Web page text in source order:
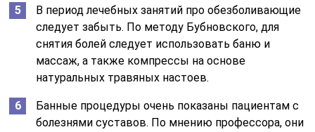
В период лечебных занятий про обезболивающие
следует забыть. По методу Бубновского, для
снятия болей следует использовать баню и
массаж, а также компрессы на основе
натуральных травяных настоев.
Банные процедуры очень показаны пациентам с
болезнями суставов. По мнению профессора, они